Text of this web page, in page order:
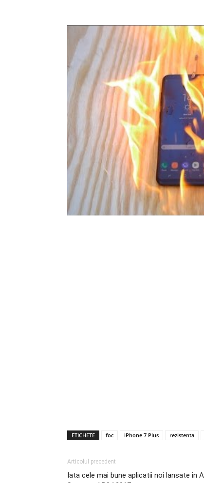
ETICHETE foc iPhone 7 Plus rezistenta
Articolul precedent
Iata cele mai bune aplicatii noi lansate in